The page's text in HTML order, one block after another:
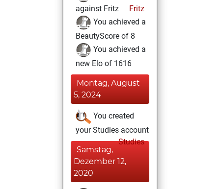
against Fritz
Fritz
You achieved a
BeautyScore of 8
You achieved a
new Elo of 1616
Montag, August
5, 2024
You created
your Studies account
Studies
Samstag,
Dezember 12,
2020